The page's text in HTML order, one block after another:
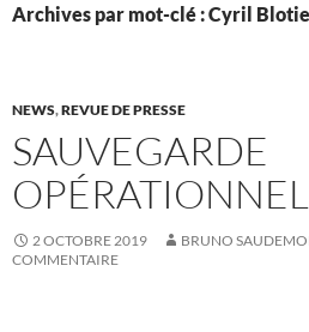
Archives par mot-clé : Cyril
NEWS,REVUE DE PRESSE
SAUVEGARDE
2 OCTOBRE 2019 BRUNO
COMMENTAIRE